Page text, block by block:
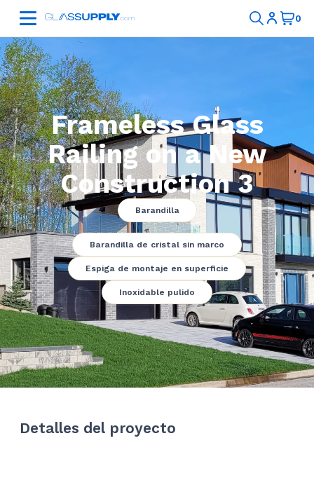
Frameless Glass
Railing on a New
Construction 3
Barandilla
Barandilla de cristal sin marco
Espiga de montaje en superficie
Inoxidable pulido
Detalles del proyecto